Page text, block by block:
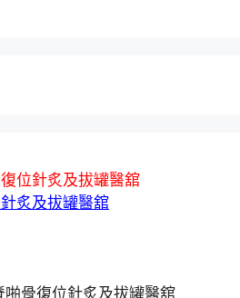
位針炙及拔罐醫舘
炙及拔罐醫舘